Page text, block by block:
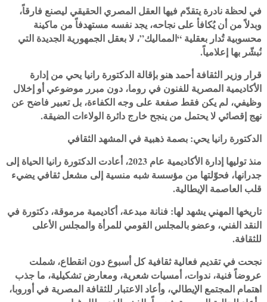
في لحظة نادرة يتقدّم فيها العقل المصري الحقيقي ليصنع فارقاً،
وبدلاً من أن يُكافأ على نجاحه، يجد نفسه مستهدفاً من ماكينة
محسوبية تُدار بعقلية “المماليك”، لا بعقل الجمهورية الجديدة التي
نُبشّر بها إعلامياً.
قرار وزير الثقافة أحمد هنو بإقالة الدكتورة رانيا يحي من إدارة
الأكاديمية المصرية للفنون في روما، دون مبرر موضوعي أو إخلال
وظيفي، لم يكن فقط صفعة على وجه الكفاءة، بل تعبير فاضح عن
نهج إقصائي لا يحتمل من ينجح خارج دائرة الولاءات الضيقة.
الدكتورة رانيا يحي: بصمة ذهبية في المشهد الثقافي
منذ توليها إدارة الأكاديمية عام 2023، أعادت الدكتورة رانيا الحياة إلى
جدرانها، فحوّلتها من مؤسسة شبه منسية إلى مشعل ثقافي يضيء
قلب العاصمة الإيطالية.
تاريخها المهني يشهد لها: فنانة مبدعة، أكاديمية مرموقة، دكتورة في
النقد الفني، وعضو بالمجلس القومي للمرأة والمجلس الأعلى
للثقافة.
نجحت في تقديم فعالية ثقافية كل أسبوع دون انقطاع، شملت
عروضاً فنية، ندوات، أمسيات شعرية، ومعارض تشكيلية، ما جذب
اهتمام المجتمع الإيطالي، وأعاد الاعتبار للثقافة المصرية في أوروبا،